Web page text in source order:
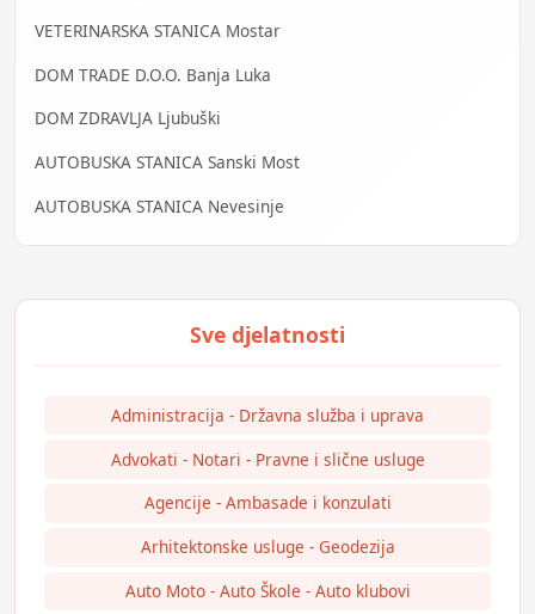
VETERINARSKA STANICA Mostar
DOM TRADE D.O.O. Banja Luka
DOM ZDRAVLJA Ljubuški
AUTOBUSKA STANICA Sanski Most
AUTOBUSKA STANICA Nevesinje
Administracija - Državna služba i uprava
Advokati - Notari - Pravne i slične usluge
Agencije - Ambasade i konzulati
Arhitektonske usluge - Geodezija
Auto Moto - Auto Škole - Auto klubovi